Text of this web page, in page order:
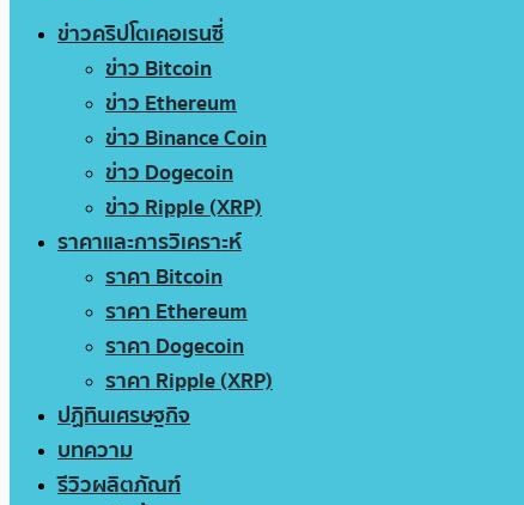
ข่าวคริปโตเคอเรนซี่
ข่าว Bitcoin
ข่าว Ethereum
ข่าว Binance Coin
ข่าว Dogecoin
ข่าว Ripple (XRP)
ราคาและการวิเคราะห์
ราคา Bitcoin
ราคา Ethereum
ราคา Dogecoin
ราคา Ripple (XRP)
ปฏิทินเศรษฐกิจ
บทความ
รีวิวผลิตภัณฑ์